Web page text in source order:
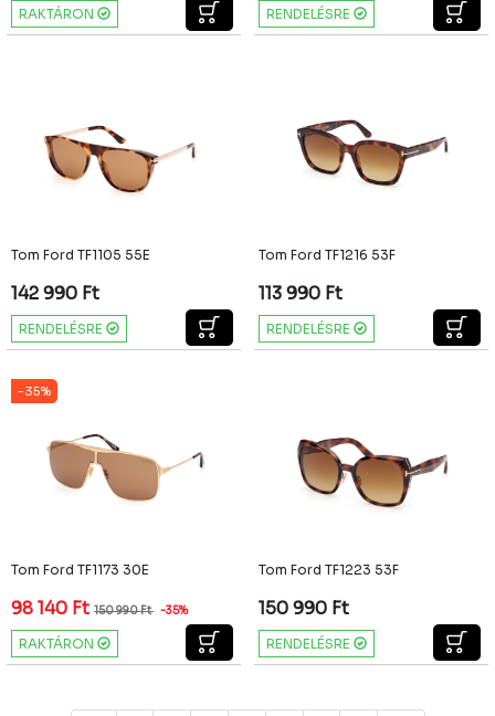
RAKTÁRON RENDELÉSRE
Tom Ford TF1105 55E
142 990 Ft
RENDELÉSRE
Tom Ford TF1216 53F
113 990 Ft
RENDELÉSRE
-35%
Tom Ford TF1173 30E
98 140 Ft 150 990Ft -35%
RAKTÁRON
Tom Ford TF1223 53F
150 990 Ft
RENDELÉSRE